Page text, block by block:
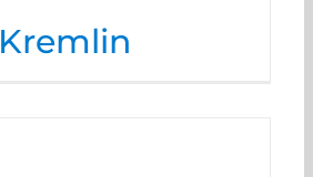
Kremlin